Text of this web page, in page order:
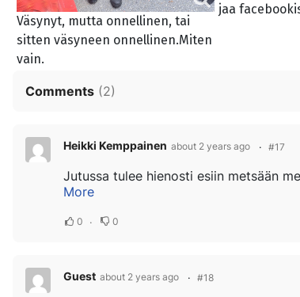
Väsynyt, mutta onnellinen, tai
sitten väsyneen onnellinen.Miten
vain.
jaa
Comments (2)
Heikki Kemppainen about 2 years ago #17
More
0 0
Guest about 2 years ago #18